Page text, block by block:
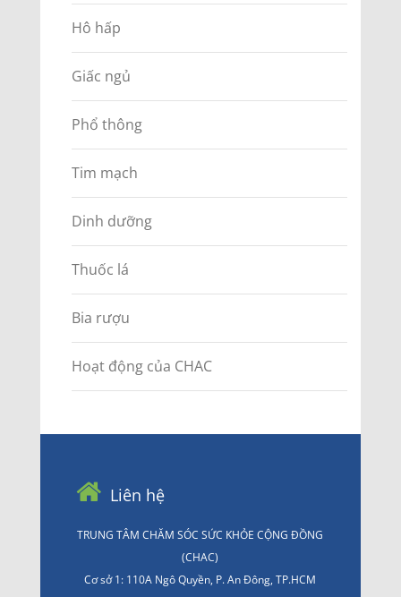
Hô hấp
Giấc ngủ
Phổ thông
Tim mạch
Dinh dưỡng
Thuốc lá
Bia rượu
Hoạt động của CHAC
Liên hệ
TRUNG TÂM CHĂM SÓC SỨC KHỎE CỘNG ĐỒNG
(CHAC)
Cơ sở 1: 110A Ngô Quyền, P. An Đông, TP.HCM